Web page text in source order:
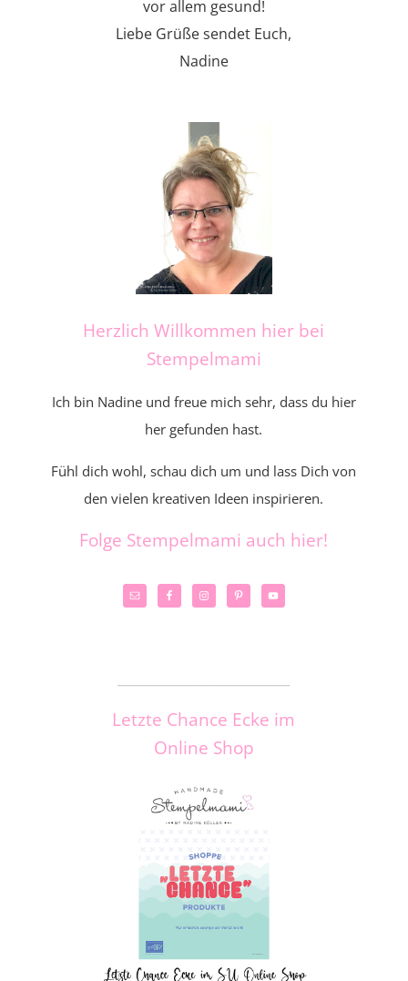
vor allem gesund!
Liebe Grüße sendet Euch,
Nadine
Herzlich Willkommen hier bei
Stempelmami
Ich bin Nadine und freue mich sehr, dass du hier
her gefunden hast.
Fühl dich wohl, schau dich um und lass Dich von
den vielen kreativen Ideen inspirieren.
Folge Stempelmami auch hier!
Letzte Chance Ecke im
Online Shop